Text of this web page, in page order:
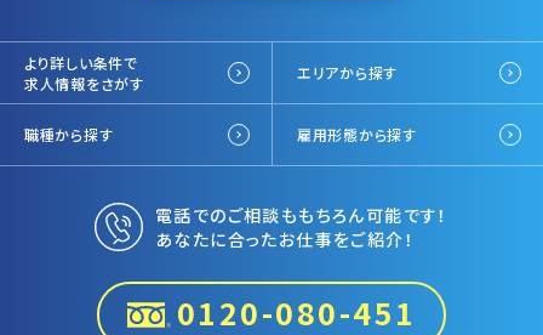
より詳しい条件で
求人情報をさがす
エリアから探す
職種から探す 雇用形態から探す
電話でのご相談ももちろん可能です！
あなたに合ったお仕事をご紹介！
0120-080-451